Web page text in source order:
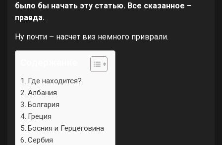
было бы начать эту статью. Все сказанное –
правда.
Ну почти – насчет виз немного приврали.
Где находится?
Албания
Болгария
Греция
Босния и Герцеговина
Сербия